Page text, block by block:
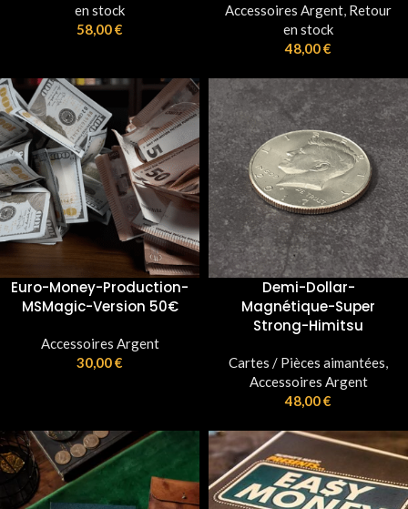
en stock
58,00€
Accessoires Argent, Retour
en stock
48,00€
Euro-Money-Production-
MSMagic-Version 50€
Accessoires Argent
30,00€
Demi-Dollar-
Magnétique-Super
Strong-Himitsu
Cartes / Pièces aimantées,
Accessoires Argent
48,00€